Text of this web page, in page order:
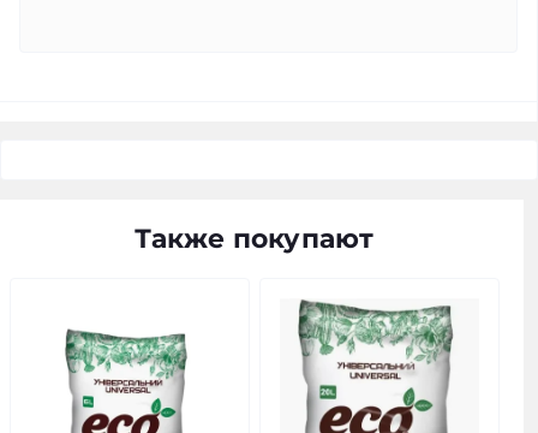
Также покупают